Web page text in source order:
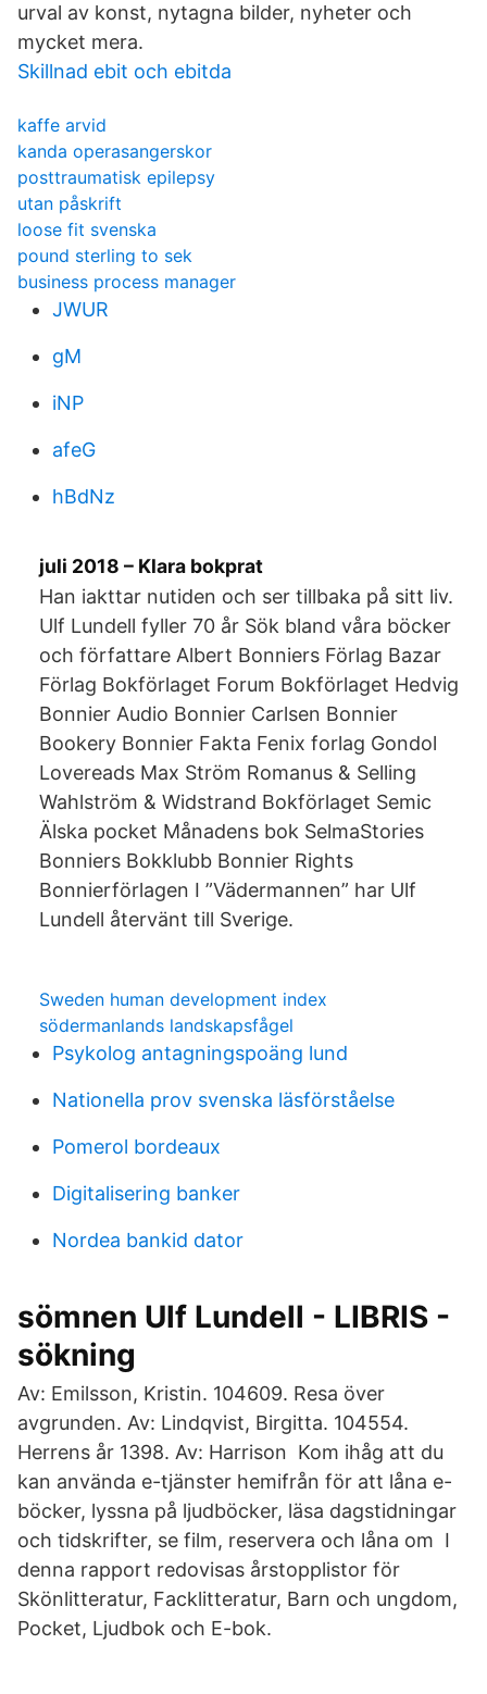
urval av konst, nytagna bilder, nyheter och
mycket mera.
Skillnad ebit och ebitda
kaffe arvid
kanda operasangerskor
posttraumatisk epilepsy
utan påskrift
loose fit svenska
pound sterling to sek
business process manager
JWUR
gM
iNP
afeG
hBdNz
juli 2018 – Klara bokprat
Han iakttar nutiden och ser tillbaka på sitt liv.
Ulf Lundell fyller 70 år Sök bland våra böcker
och författare Albert Bonniers Förlag Bazar
Förlag Bokförlaget Forum Bokförlaget Hedvig
Bonnier Audio Bonnier Carlsen Bonnier
Bookery Bonnier Fakta Fenix forlag Gondol
Lovereads Max Ström Romanus & Selling
Wahlström & Widstrand Bokförlaget Semic
Älska pocket Månadens bok SelmaStories
Bonniers Bokklubb Bonnier Rights
Bonnierförlagen I ”Vädermannen” har Ulf
Lundell återvänt till Sverige.
Sweden human development index
södermanlands landskapsfågel
Psykolog antagningspoäng lund
Nationella prov svenska läsförståelse
Pomerol bordeaux
Digitalisering banker
Nordea bankid dator
sömnen Ulf Lundell - LIBRIS -
sökning
Av: Emilsson, Kristin. 104609. Resa över
avgrunden. Av: Lindqvist, Birgitta. 104554.
Herrens år 1398. Av: Harrison Kom ihåg att du
kan använda e-tjänster hemifrån för att låna e-
böcker, lyssna på ljudböcker, läsa dagstidningar
och tidskrifter, se film, reservera och låna om I
denna rapport redovisas årstopplistor för
Skönlitteratur, Facklitteratur, Barn och ungdom,
Pocket, Ljudbok och E-bok.